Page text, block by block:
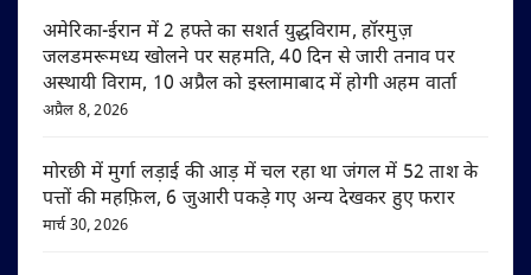
अमेरिका-ईरान में 2 हफ्ते का सशर्त युद्धविराम, हॉरमुज़
जलडमरूमध्य खोलने पर सहमति, 40 दिन से जारी तनाव पर
अस्थायी विराम, 10 अप्रैल को इस्लामाबाद में होगी अहम वार्ता
अप्रैल 8, 2026
मोरछी में मुर्गा लड़ाई की आड़ में चल रहा था जंगल में 52 ताश के
पत्तों की महफ़िल, 6 जुआरी पकड़े गए अन्य देखकर हुए फरार
मार्च 30, 2026